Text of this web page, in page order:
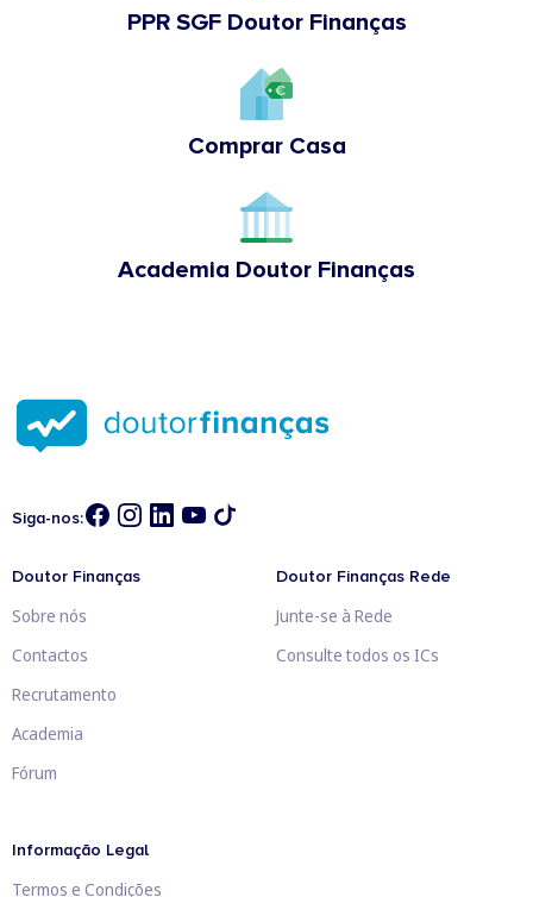
PPR SGF Doutor Finanças
Comprar Casa
Academia Doutor Finanças
Siga-nos:
Doutor Finanças
Sobre nós
Contactos
Recrutamento
Academia
Fórum
Doutor Finanças Rede
Junte-se à Rede
Consulte todos os ICs
Informação Legal
Termos e Condições